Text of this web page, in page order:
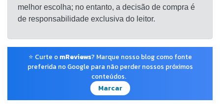
melhor escolha; no entanto, a decisão de compra é
de responsabilidade exclusiva do leitor.
⭐ Curte o mReviews? Marque nosso blog como fonte
preferida no Google para não perder nossos próximos
conteúdos.
Marcar